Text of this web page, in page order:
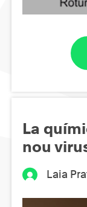
La
nou
Laia